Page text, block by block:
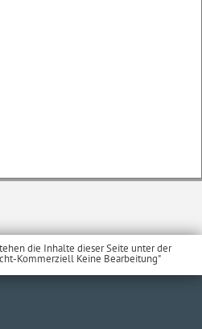
die Inhalte dieser Seite unter der